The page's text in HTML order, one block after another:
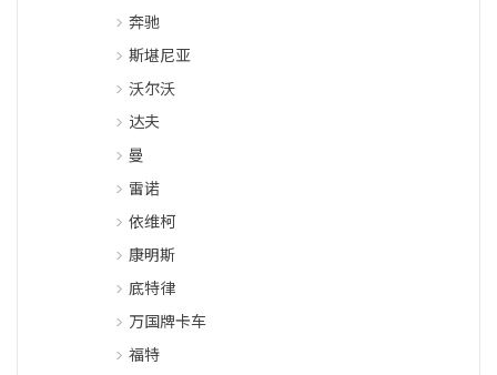
奔驰
斯堪尼亚
沃尔沃
达夫
曼
雷诺
依维柯
康明斯
底特律
万国牌卡车
福特